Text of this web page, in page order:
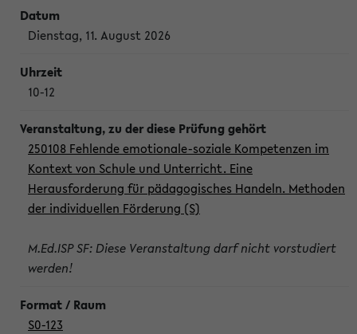
Dienstag, 11. August 2026
10-12
250108 Fehlende emotionale-soziale Kompetenzen im
Kontext von Schule und Unterricht. Eine
Herausforderung für pädagogisches Handeln. Methoden
der individuellen Förderung (S)
M.Ed.ISP SF: Diese Veranstaltung darf nicht vorstudiert
werden!
S0-123